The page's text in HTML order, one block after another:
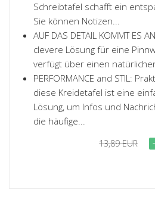
Schreibtafel schafft ein
Sie können Notizen...
AUF DAS DETAIL KOMMT ES
clevere Lösung für eine
verfügt über einen
PERFORMANCE and STIL:
diese Kreidetafel ist eine
Lösung, um Infos und
die häufige...
13,89 EUR